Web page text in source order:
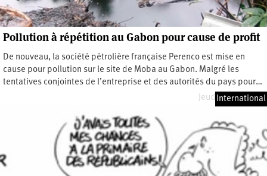
Pollution à répétition au Gabon pour cause de profit
De nouveau, la société pétrolière française Perenco est mise en
cause pour pollution sur le site de Moba au Gabon. Malgré les
tentatives conjointes de l’entreprise et des autorités du pays pour…
Jeudi 19 mai 2022
International